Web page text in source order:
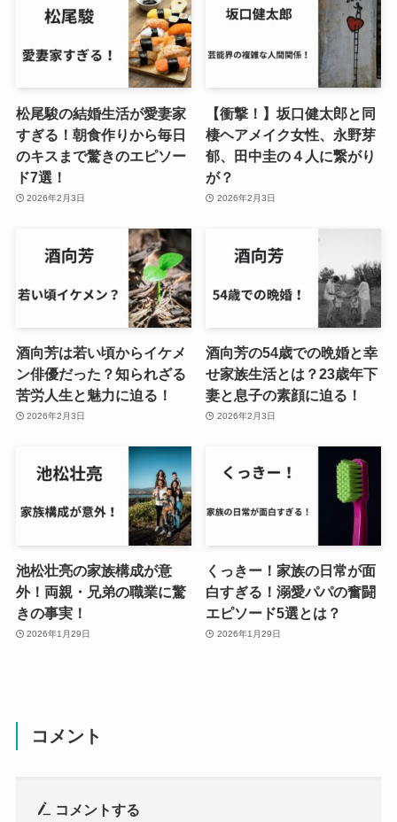
松尾駿の結婚生活が愛妻家
すぎる！朝食作りから毎日
のキスまで驚きのエピソー
ド7選！
2026年2月3日
【衝撃！】坂口健太郎と同
棲ヘアメイク女性、永野芽
郁、田中圭の４人に繋がり
が？
2026年2月3日
酒向芳は若い頃からイケメ
ン俳優だった？知られざる
苦労人生と魅力に迫る！
2026年2月3日
酒向芳の54歳での晩婚と幸
せ家族生活とは？23歳年下
妻と息子の素顔に迫る！
2026年2月3日
池松壮亮の家族構成が意
外！両親・兄弟の職業に驚
きの事実！
2026年1月29日
くっきー！家族の日常が面
白すぎる！溺愛パパの奮闘
エピソード5選とは？
2026年1月29日
コメント
コメントする